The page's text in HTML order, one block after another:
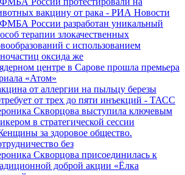
вакцину от рака - РИА Новости
России разработан уникальный
терапии злокачественных
с использованием
оксида же
центре в Сарове прошла премьера
«Атом»
от аллергии на пыльцу березы
от трех до пяти инъекций - ТАСС
Скворцова выступила ключевым
в стратегической сессии
за здоровое общество.
без
Скворцова присоединилась к
доброй акции «Ёлка